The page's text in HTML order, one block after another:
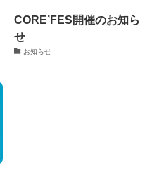
CORE’FES開催のお知ら
せ
お知らせ